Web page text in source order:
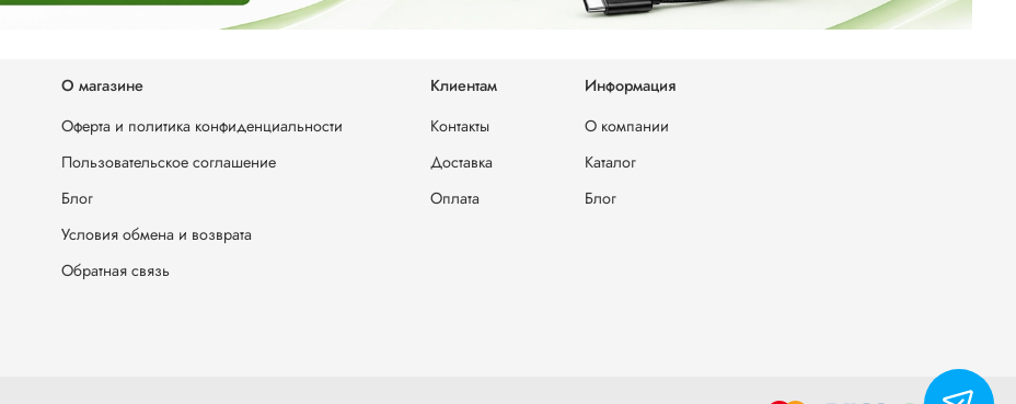
О магазине
Оферта и политика конфиденциальности
Пользовательское соглашение
Блог
Условия обмена и возврата
Обратная связь
Клиентам
Контакты
Доставка
Оплата
Информация
О компании
Каталог
Блог